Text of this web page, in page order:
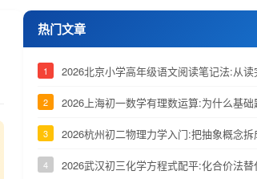
热门文章
1 2026北京小学高年级语文阅读笔记法:从
2 2026上海初一数学有理数运算:为什么基
3 2026杭州初二物理力学入门:把抽象概念
4 2026武汉初三化学方程式配平:化合价法替